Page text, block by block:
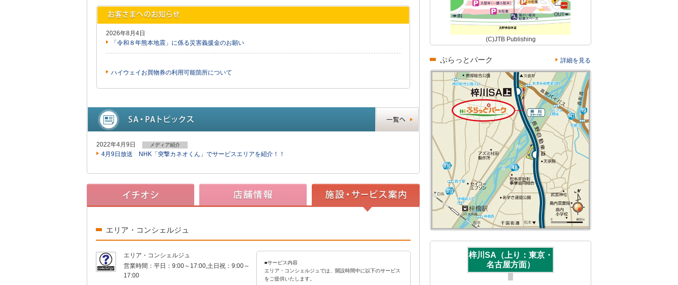
2026年8月4日
「令和８年熊本地震」に係る災害義援金のお願い
ハイウェイお買物券の利用可能箇所について
2022年4月9日 メディア紹介
4月9日放送 NHK「突撃カネオくん」でサービスエリアを紹介！！
エリア・コンシェルジュ
エリア・コンシェルジュ
営業時間： 平日：9:00～17:00,土日祝：9:00～
17:00
■サービス内容
エリア・コンシェルジュでは、開設時間中に以下のサービス
をご提供いたします。
(C)JTB Publishing
ぷらっとパーク 詳細を見る
梓川SA（上り：東京・
名古屋方面）